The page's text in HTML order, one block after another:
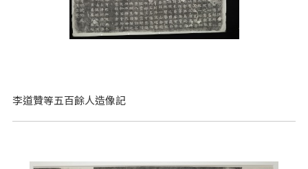
李道贊等五百餘人造像記